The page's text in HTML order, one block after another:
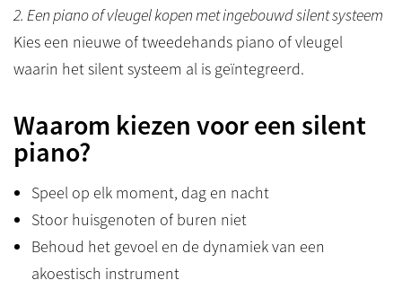
2. Een piano of vleugel kopen met ingebouwd silent systeem
Kies een nieuwe of tweedehands piano of vleugel
waarin het silent systeem al is geïntegreerd.
Waarom kiezen voor een silent
piano?
Speel op elk moment, dag en nacht
Stoor huisgenoten of buren niet
Behoud het gevoel en de dynamiek van een
akoestisch instrument